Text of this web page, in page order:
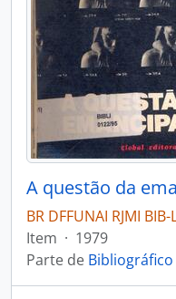
A questão da
BR DFFUNAI RJMI
Item · 1979
Parte de Bibliográfico